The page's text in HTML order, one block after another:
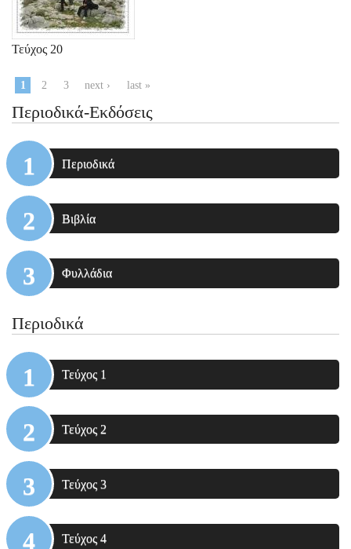
Τεύχος 20
Pages
1 2 3 next › last »
Περιοδικά-Εκδόσεις
Περιοδικά
Βιβλία
Φυλλάδια
Περιοδικά
Τεύχος 1
Τεύχος 2
Τεύχος 3
Τεύχος 4